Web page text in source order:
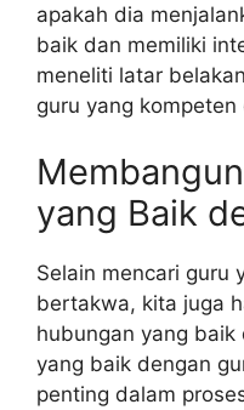
apakah dia
baik dan memiliki
meneliti latar
guru yang
yang Baik
Selain mencari guru
bertakwa, kita juga
hubungan yang baik
yang baik dengan
penting dalam